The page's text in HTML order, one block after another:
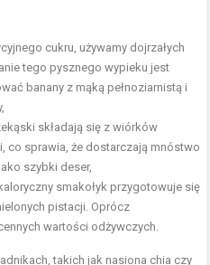
cukru, używamy dojrzałych
tego pysznego wypieku jest
banany z mąką pełnoziarnistą i
składają się z wiórków
co sprawia, że dostarczają mnóstwo
szybki deser,
smakołyk przygotowuje się
pistacji. Oprócz
wartości odżywczych.
takich jak nasiona chia czy